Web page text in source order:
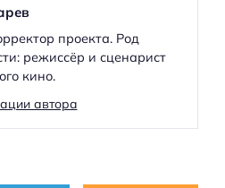
проекта. Род
режиссёр и сценарист
кино.
автора